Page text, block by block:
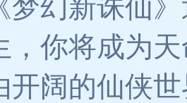
梦幻新诛仙
，你将成为
开阔的仙侠